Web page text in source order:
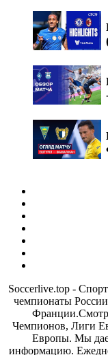
Soccerlive.top -
чемпионаты
Чемпионов, Лиги
Европы. Мы
информацию.